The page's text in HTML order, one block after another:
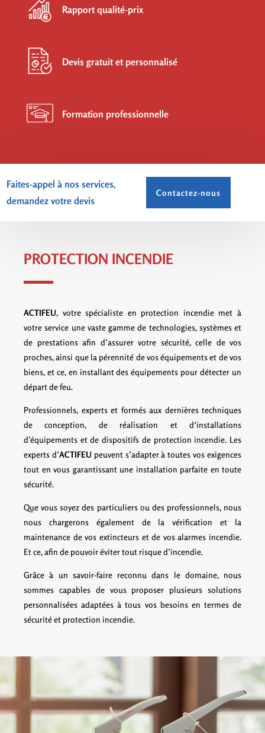
Rapport qualité-prix
Devis gratuit et personnalisé
Formation professionnelle
Faites-appel à nos services,
demandez votre devis
Contactez-nous
PROTECTION INCENDIE
ACTIFEU, votre spécialiste en protection incendie met à
votre service une vaste gamme de technologies, systèmes et
de prestations afin d’assurer votre sécurité, celle de vos
proches, ainsi que la pérennité de vos équipements et de vos
biens, et ce, en installant des équipements pour détecter un
départ de feu.
Professionnels, experts et formés aux dernières techniques
de conception, de réalisation et d‘installations
d’équipements et de dispositifs de protection incendie. Les
experts d’ACTIFEU peuvent s’adapter à toutes vos exigences
tout en vous garantissant une installation parfaite en toute
sécurité.
Que vous soyez des particuliers ou des professionnels, nous
nous chargerons également de la vérification et la
maintenance de vos extincteurs et de vos alarmes incendie.
Et ce, afin de pouvoir éviter tout risque d’incendie.
Grâce à un savoir-faire reconnu dans le domaine, nous
sommes capables de vous proposer plusieurs solutions
personnalisées adaptées à tous vos besoins en termes de
sécurité et protection incendie.